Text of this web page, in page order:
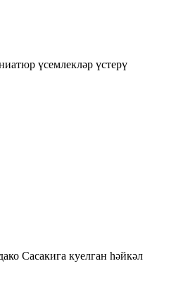
үсемлекләр үстерү
Сасакига куелган һәйкәл